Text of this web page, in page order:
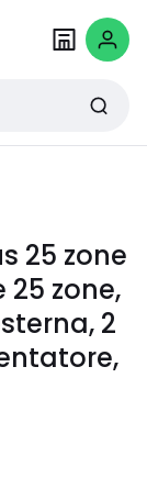
25 zone
zone,
2